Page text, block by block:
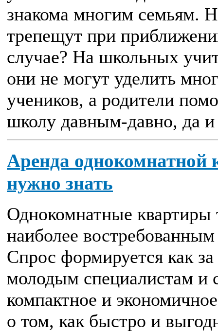
знакома многим семьям.
трепещут при
случае? На школьных
они не могут уделить
учеников, а родители
школу давным-давно, да и
Аренда
нужно знать
Однокомнатные квартиры
наиболее
Спрос формируется как за
молодым специалистам и
компактное и
о том, как быстро и